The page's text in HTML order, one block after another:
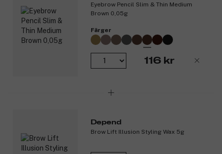
Eyebrow Pencil Slim & Thin Medium
Brown 0,05g
Färger
116 kr
Depend
Brow Lift Illusion Styling Wax 5g